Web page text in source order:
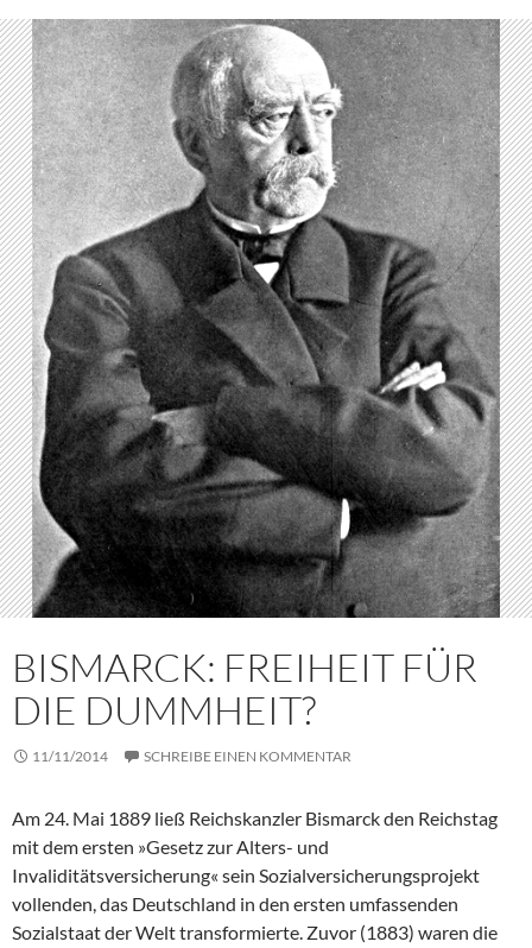
BISMARCK: FREIHEIT FÜR
DIE DUMMHEIT?
11/11/2014 SCHREIBE EINEN KOMMENTAR
Am 24. Mai 1889 ließ Reichskanzler Bismarck den Reichstag
mit dem ersten »Gesetz zur Alters- und
Invaliditätsversicherung« sein Sozialversicherungsprojekt
vollenden, das Deutschland in den ersten umfassenden
Sozialstaat der Welt transformierte. Zuvor (1883) waren die